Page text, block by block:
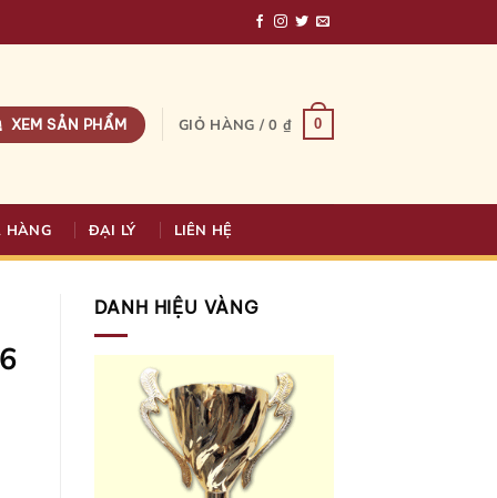
XEM SẢN PHẨM GIỎ HÀNG /0 ₫ 0
HÀNG ĐẠI LÝ LIÊN HỆ
DANH HIỆU VÀNG